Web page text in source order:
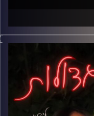
נהיה מסובך מדי.
שלך מכיר לך מישהו
או שכולם קצת